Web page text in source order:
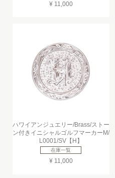
¥ 11,000
ハワイアンジュエリー/Brass/ストー
ン付きイニシャルゴルフマーカーM/
L0001/SV【H】
在庫一覧
¥ 11,000